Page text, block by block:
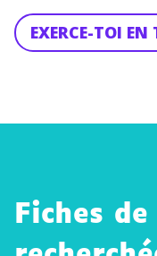
EXERCE-TOI
Fiches